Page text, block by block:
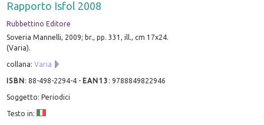
Rapporto Isfol 2008
Rubbettino Editore
Soveria Mannelli, 2009; br., pp. 331, ill., cm 17x24.
(Varia).
collana:Varia
ISBN:88-498-2294-4 - EAN13 :9788849822946
Soggetto: Periodici
Testo in: